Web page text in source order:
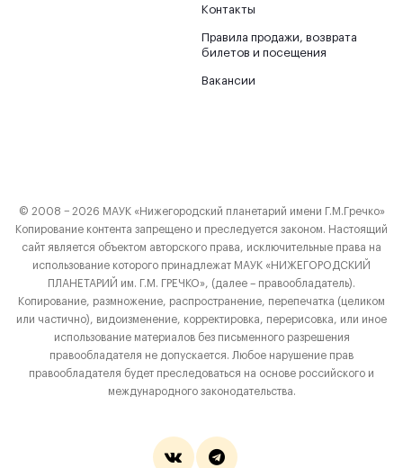
Контакты
Правила продажи, возврата
билетов и посещения
Вакансии
© 2008 − 2026 МАУК «Нижегородский планетарий имени Г.М.Гречко»
Копирование контента запрещено и преследуется законом. Настоящий
сайт является объектом авторского права, исключительные права на
использование которого принадлежат МАУК «НИЖЕГОРОДСКИЙ
ПЛАНЕТАРИЙ им. Г.М. ГРЕЧКО», (далее – правообладатель).
Копирование, размножение, распространение, перепечатка (целиком
или частично), видоизменение, корректировка, перерисовка, или иное
использование материалов без письменного разрешения
правообладателя не допускается. Любое нарушение прав
правообладателя будет преследоваться на основе российского и
международного законодательства.